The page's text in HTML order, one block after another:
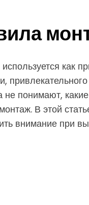
как
не понимают,
В этой
внимание при